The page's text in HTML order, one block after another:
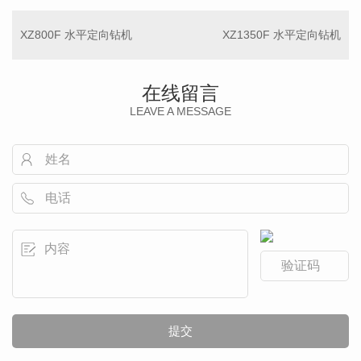
XZ800F 水平定向钻机 XZ1350F 水平定向钻机
在线留言
LEAVE A MESSAGE